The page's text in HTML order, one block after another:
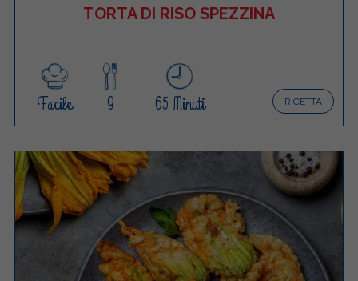
TORTA DI RISO SPEZZINA
RICETTA
Facile 8 65 Minuti